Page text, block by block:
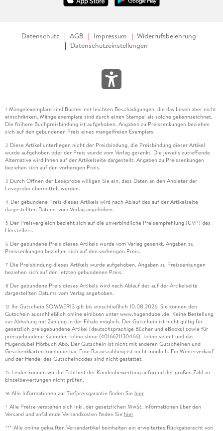
Datenschutz AGB Impressum
Widerrufsbelehrung
Datenschutzeinstellungen
1 Mängelexemplare sind Bücher mit leichten Beschädigungen, die das Lesen aber nicht
einschränken. Mängelexemplare sind durch einen Stempel als solche gekennzeichnet.
Die frühere Buchpreisbindung ist aufgehoben. Angaben zu Preissenkungen beziehen
sich auf den gebundenen Preis eines mangelfreien Exemplars.
2 Diese Artikel unterliegen nicht der Preisbindung, die Preisbindung dieser Artikel
wurde aufgehoben oder der Preis wurde vom Verlag gesenkt. Die jeweils zutreffende
Alternative wird Ihnen auf der Artikelseite dargestellt. Angaben zu Preissenkungen
beziehen sich auf den vorherigen Preis.
3 Durch Öffnen der Leseprobe willigen Sie ein, dass Daten an den Anbieter der
Leseprobe übermittelt werden.
4 Der gebundene Preis dieses Artikels wird nach Ablauf des auf der Artikelseite
dargestellten Datums vom Verlag angehoben.
5 Der Preisvergleich bezieht sich auf die unverbindliche Preisempfehlung (UVP) des
Herstellers.
6 Der gebundene Preis dieses Artikels wurde vom Verlag gesenkt. Angaben zu
Preissenkungen beziehen sich auf den vorherigen Preis.
7 Die Preisbindung dieses Artikels wurde aufgehoben. Angaben zu Preissenkungen
beziehen sich auf den letzten gebundenen Preis.
8 Der gebundene Preis dieses Artikels wird nach Ablauf des auf der Artikelseite
dargestellten Datums vom Verlag angehoben.
12 Ihr Gutschein SOMMER13 gilt bis einschließlich 10.08.2026. Sie können den
Gutschein ausschließlich online einlösen unter www.hugendubel.de. Keine Bestellung
zur Abholung mit Zahlung in der Filiale möglich. Der Gutschein ist nicht gültig für
gesetzlich preisgebundene Artikel (deutschsprachige Bücher und eBooks) sowie für
preisgebundene Kalender, tolino shine (4016621130466), tolino select und das
Hugendubel Hörbuch Abo. Der Gutschein ist nicht mit anderen Gutscheinen und
Geschenkkarten kombinierbar. Eine Barauszahlung ist nicht möglich. Ein Weiterverkauf
und der Handel des Gutscheincodes sind nicht gestattet.
15 Leider können wir die Echtheit der Kundenbewertung aufgrund der großen Zahl an
Einzelbewertungen nicht prüfen.
16 Alle Informationen zur Tiefpreisgarantie finden Sie hier
* Alle Preise verstehen sich inkl. der gesetzlichen MwSt. Informationen über den
Versand und anfallende Versandkosten finden Sie hier
*** Alle online gekauften Versandartikel beinhalten ein erweitertes Rückgaberecht von